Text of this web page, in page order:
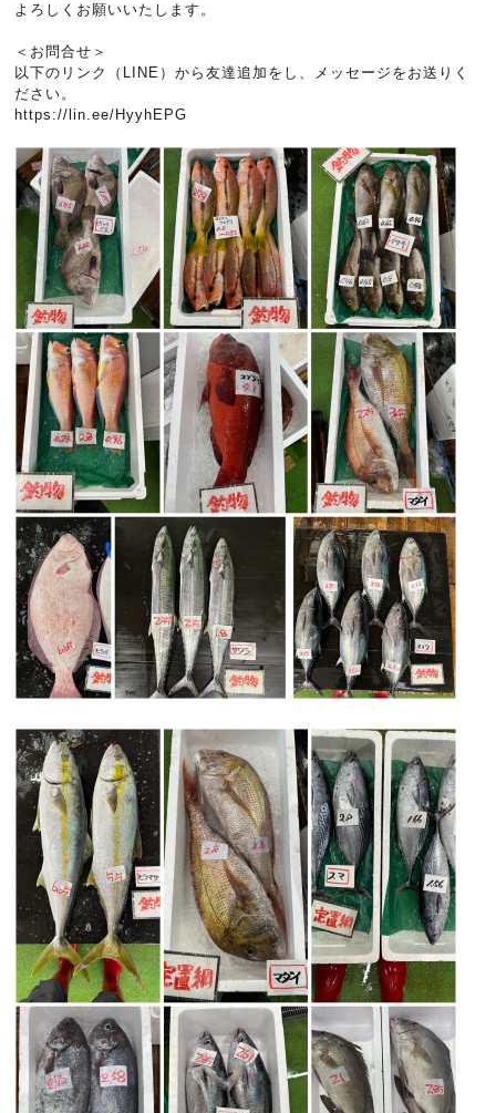
よろしくお願いいたします。
＜お問合せ＞
以下のリンク（LINE）から友達追加をし、メッセージをお送りく
ださい。
https://lin.ee/HyyhEPG